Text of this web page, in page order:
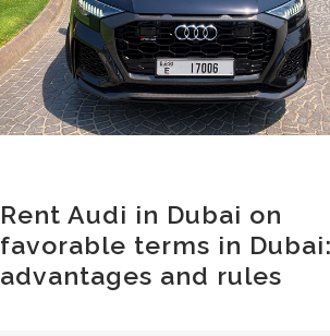
Rent Audi in Dubai on
favorable terms in Dubai:
advantages and rules